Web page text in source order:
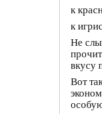
к
к
Не
вкусу
Вот